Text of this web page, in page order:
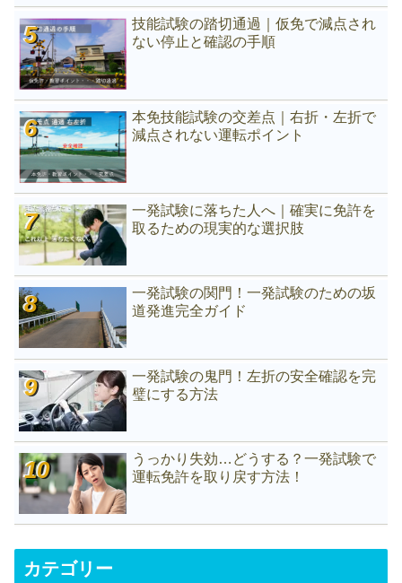
技能試験の踏切通過｜仮免で減点され
ない停止と確認の手順
本免技能試験の交差点｜右折・左折で
減点されない運転ポイント
一発試験に落ちた人へ｜確実に免許を
取るための現実的な選択肢
一発試験の関門！一発試験のための坂
道発進完全ガイド
一発試験の鬼門！左折の安全確認を完
璧にする方法
うっかり失効…どうする？一発試験で
運転免許を取り戻す方法！
カテゴリー